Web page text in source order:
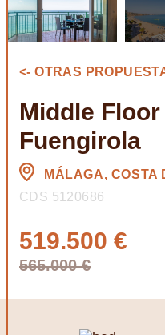
<- OTRAS
Middle
Fuengirola
MÁLAGA, COSTA
CDS 5120686
519.500 €
565.000 €